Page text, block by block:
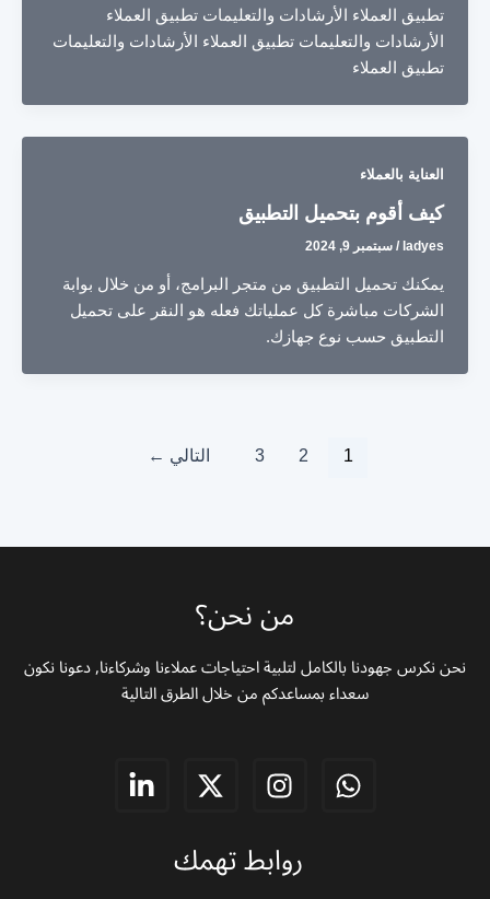
تطبيق العملاء الأرشادات والتعليمات تطبيق العملاء
الأرشادات والتعليمات تطبيق العملاء الأرشادات والتعليمات
تطبيق العملاء
العناية بالعملاء
كيف أقوم بتحميل التطبيق
ladyes
/ سبتمبر 9, 2024
يمكنك تحميل التطبيق من متجر البرامج، أو من خلال بوابة
الشركات مباشرة كل عملياتك فعله هو النقر على تحميل
التطبيق حسب نوع جهازك.
1
2
3 التالي ←
من نحن؟
نحن نكرس جهودنا بالكامل لتلبية احتياجات عملاءنا وشركاءنا, دعونا نكون
سعداء بمساعدكم من خلال الطرق التالية
W
h
I
n
t
a
X
-
w
i
L
i
روابط تهمك